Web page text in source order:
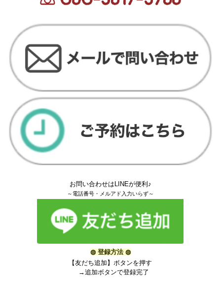
お問い合わせはLINEが便利♪
～電話番号・メルアド入力いらず～
◍ 登録方法 ◍
【友だち追加】ボタンを押す
→追加ボタンで登録完了